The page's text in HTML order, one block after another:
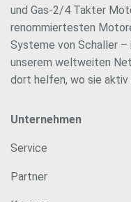
und Gas-2/4 Takter
renommiertesten
Systeme von Schaller –
unserem weltweiten
dort helfen, wo sie aktiv
Unternehmen
Service
Partner